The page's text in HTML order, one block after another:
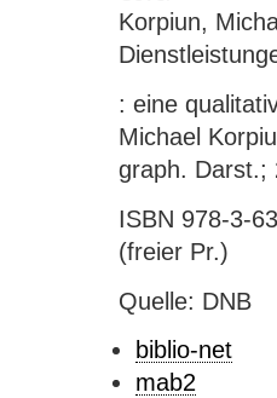
Korpiun,
: eine
Michael
graph. Darst.;
ISBN 978-3-
(freier Pr.)
Quelle: DNB
biblio-net
mab2